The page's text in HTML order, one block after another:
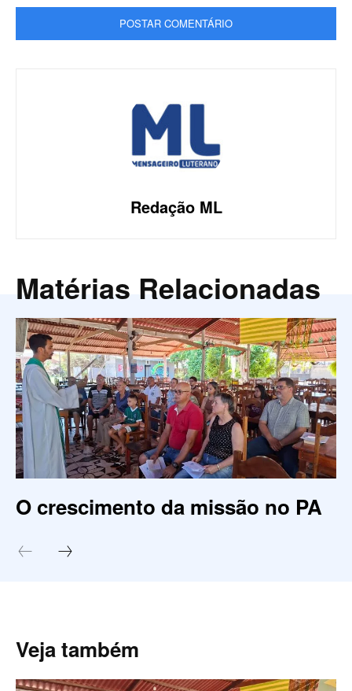
Redação ML
Matérias Relacionadas
O crescimento da missão no PA
Veja também